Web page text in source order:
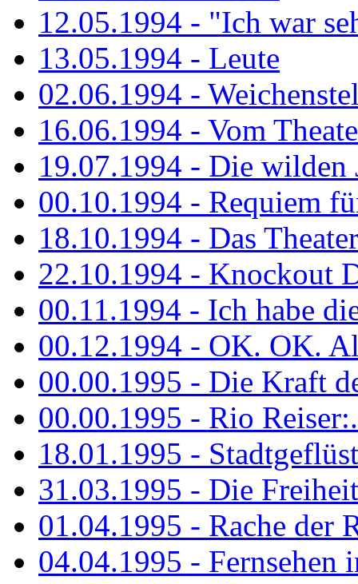
12.05.1994 - "Ich war
13.05.1994 - Leute
02.06.1994 -
16.06.1994 - Vom
19.07.1994 - Die wilden
00.10.1994 - Requiem
18.10.1994 - Das
22.10.1994 - Knockout
00.11.1994 - Ich habe
00.12.1994 - OK. OK.
00.00.1995 - Die Kraft
00.00.1995 - Rio
18.01.1995 -
31.03.1995 - Die
01.04.1995 - Rache der
04.04.1995 - Fernsehen